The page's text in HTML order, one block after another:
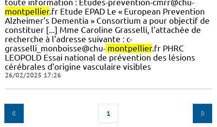
toute information : Etudes-prevention-cmrr@chu-
montpellier.fr Etude EPAD Le « European Prevention
Alzheimer’s Dementia » Consortium a pour objectif de
constituer [...] Mme Caroline Grasselli, l’attachée de
recherche à l’adresse suivante : c-
grasselli_monboisse@chu- montpellier.fr PHRC
LEOPOLD Essai national de prévention des lésions
cérébrales d’origine vasculaire visibles
26/02/2025 17:26
1